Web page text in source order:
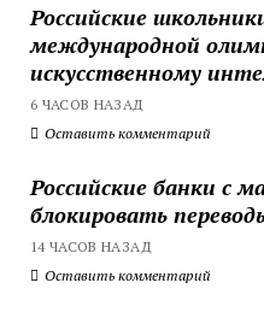
Российские
международной
искусственному
6 ЧАСОВ НАЗАД
Оставить комментарий
Российские банки с
блокировать
14 ЧАСОВ НАЗАД
Оставить комментарий